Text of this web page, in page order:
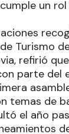
un
Turismo
refirió
parte del
temas de
el año